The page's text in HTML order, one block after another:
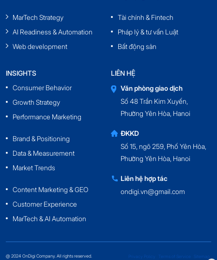
MarTech Strategy
AI Readiness & Automation
Web development
Tài chính & Fintech
Pháp lý & tư vấn Luật
Bất động sản
INSIGHTS
Consumer Behavior
Growth Strategy
Performance Marketing
Brand & Positioning
Data & Measurement
Market Trends
Content Marketing & GEO
Customer Experience
MarTech & AI Automation
LIÊN HỆ
Văn phòng giao dịch
Số 48 Trần Kim Xuyến,
Phường Yên Hòa, Hanoi
ĐKKD
Số 15, ngõ 259, Phố Yên Hòa,
Phường Yên Hòa, Hanoi
Liên hệ hợp tác
ondigi.vn@gmail.com
@ 2024 OnDigi Company. All rights reserved. Privacy Policy Terms of Service Sitemap